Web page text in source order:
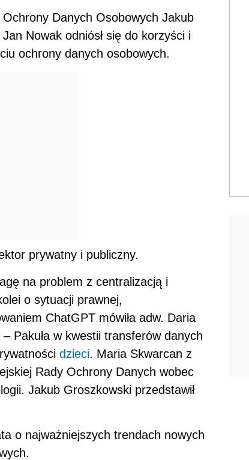
Danych Osobowych Jakub
Nowak odniósł się do korzyści i
ochrony danych osobowych.
prywatny i publiczny.
na problem z centralizacją i
o sytuacji prawnej,
ChatGPT mówiła adw. Daria
Pakuła w kwestii transferów danych
dzieci. Maria Skwarcan z
Rady Ochrony Danych wobec
Jakub Groszkowski przedstawił
o najważniejszych trendach nowych